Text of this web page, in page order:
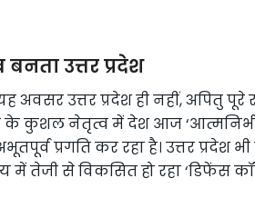
उत्तर प्रदेश
उत्तर प्रदेश ही नहीं, अपितु पूरे
के कुशल नेतृत्व में देश आज
प्रगति कर रहा है। उत्तर प्रदेश भी
तेजी से विकसित हो रहा ‘डिफेंस